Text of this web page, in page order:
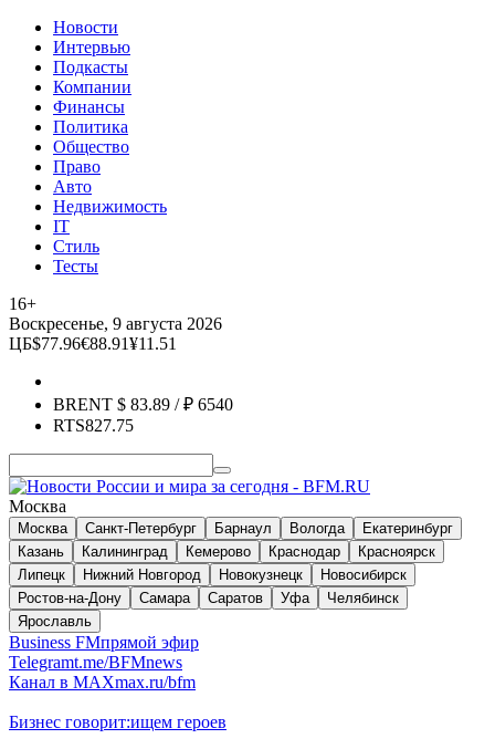
Новости
Интервью
Подкасты
Компании
Финансы
Политика
Общество
Право
Авто
Недвижимость
IT
Стиль
Тесты
16+
Воскресенье, 9 августа 2026
ЦБ$77.96€88.91¥11.51
BRENT $ 83.89 / ₽ 6540
RTS827.75
Москва
Москва Санкт-Петербург Барнаул Вологда
Екатеринбург
Казань
Калининград Кемерово Краснодар
Красноярск
Липецк
Нижний Новгород Новокузнецк
Новосибирск
Ростов-на-Дону
Самара Саратов Уфа
Челябинск
Ярославль
Business FMпрямой эфир
Telegramt.me/BFMnews
Канал в MAXmax.ru/bfm
Бизнес говорит:ищем героев